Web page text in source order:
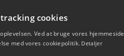
cookies
Ved at bruge vores hjemmeside
med vores cookiepolitik. Detaljer